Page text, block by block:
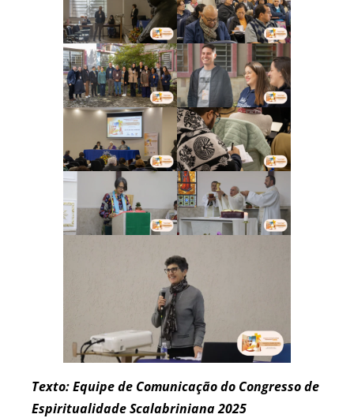
Texto: Equipe de Comunicação do Congresso de
Espiritualidade Scalabriniana 2025